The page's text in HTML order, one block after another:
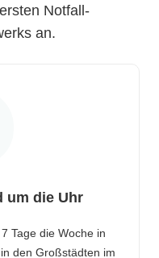
Notfall-
an.
um die Uhr
Tage die Woche in
den Großstädten im